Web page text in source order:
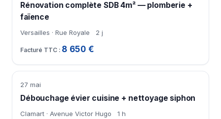
Rénovation complète SDB 4m² — plomberie +
faïence
Versailles · Rue Royale 2 j
8 650 €
27 mai
Débouchage évier cuisine + nettoyage siphon
Clamart · Avenue Victor Hugo 1 h